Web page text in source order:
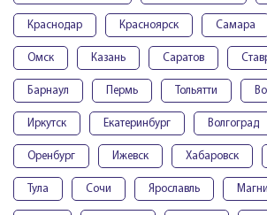
Краснодар Красноярск Самара
Омск Казань Саратов
Барнаул Пермь Тольятти
Иркутск Екатеринбург Волгоград
Оренбург Ижевск Хабаровск
Тула Сочи Ярославль